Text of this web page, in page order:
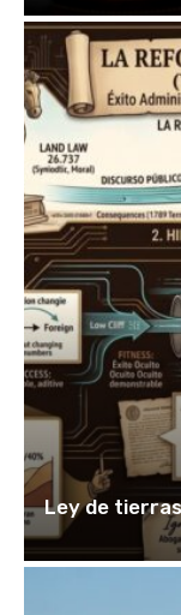
Ley de